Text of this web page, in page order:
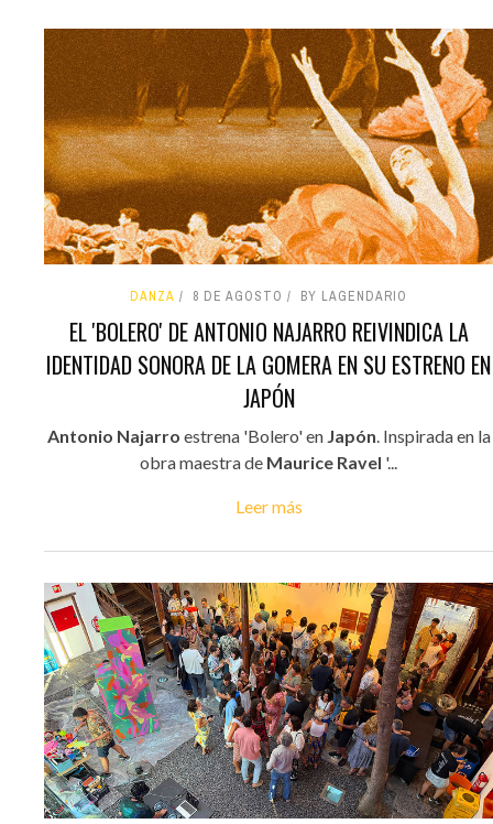
DANZA 8 DE AGOSTO BY LAGENDARIO
EL 'BOLERO' DE ANTONIO NAJARRO REIVINDICA LA
IDENTIDAD SONORA DE LA GOMERA EN SU ESTRENO EN
JAPÓN
Antonio Najarro estrena 'Bolero' en Japón. Inspirada en la
obra maestra de Maurice Ravel '...
Leer más